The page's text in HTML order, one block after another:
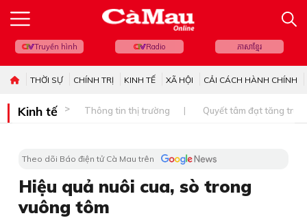
Truyền hình Radio ភាសាខ្មែរ
THỜI SỰ CHÍNH TRỊ KINH TẾ XÃ HỘI CẢI CÁCH HÀNH CHÍNH
Kinh tế Thông tin thị trường Quyết tâm đạt tăng
Theo dõi Báo điện tử Cà Mau trên
Hiệu quả nuôi cua, sò trong
vuông tôm